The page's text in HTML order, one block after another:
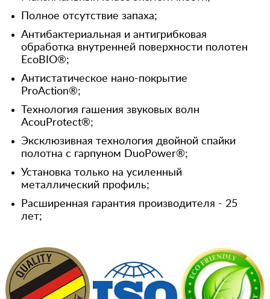
Полное отсутствие запаха;
Антибактериальная и антигрибковая
обработка внутренней поверхности полотен
EcoBIO®;
Антистатическое нано-покрытие
ProAction®;
Технология гашения звуковых волн
AcouProtect®;
Эксклюзивная технология двойной спайки
полотна с гарпуном DuoPower®;
Установка только на усиленный
металлический профиль;
Расширенная гарантия производителя - 25
лет;